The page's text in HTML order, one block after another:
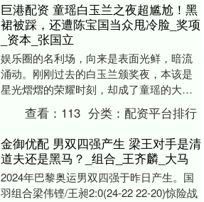
巨港配资 童瑶白玉兰之夜超尴尬！黑
裙被踩，还遭陈宝国当众甩冷脸_奖项
_资本_张国立
娱乐圈的名利场，向来是表面光鲜，暗流
涌动。刚刚过去的白玉兰颁奖夜，本该是
星光熠熠的荣耀时刻，却成了童瑶的大
型“社死”现场。这位 40 岁的视后，在众目
睽睽之下，....
查看： 113 分类：配资平台排行
金御优配 男双四强产生 梁王对手是清
道夫还是黑马？_组合_王齐麟_大马
2024年巴黎奥运男双四强于昨日产生。国
羽组合梁伟铿/王昶2:0(24-22 22-20)惊险战